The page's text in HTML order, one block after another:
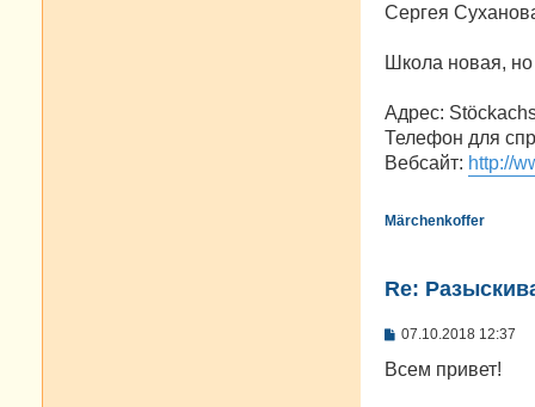
Сергея
Школа новая,
Адрес:
Телефон для
Вебсайт: http://
Märchenkoffer
Re:
С
о
07.10.2018 12:37
Всем привет!